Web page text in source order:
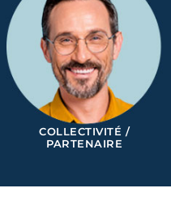
COLLECTIVITÉ /
PARTENAIRE